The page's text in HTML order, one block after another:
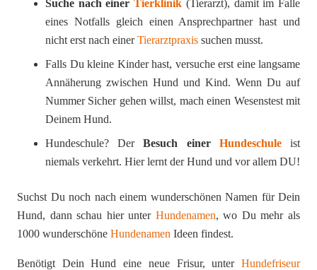
Suche nach einerTierklinik (Tierarzt), damit im Falle
eines Notfalls gleich einen Ansprechpartner hast und
nicht erst nach einerTierarztpraxis suchen musst.
Falls Du kleine Kinder hast, versuche erst eine langsame
Annäherung zwischen Hund und Kind. Wenn Du auf
Nummer Sicher gehen willst, mach einen Wesenstest mit
Deinem Hund.
Hundeschule? DerBesuch einer Hundeschule
ist
niemals verkehrt. Hier lernt der Hund und vor allem DU!
Suchst Du noch nach einem wunderschönen Namen für Dein
Hund, dann schau hier unter Hundenamen, wo Du mehr als
1000 wunderschöne Hundenamen Ideen findest.
Benötigt Dein Hund eine neue Frisur, unter Hundefriseur